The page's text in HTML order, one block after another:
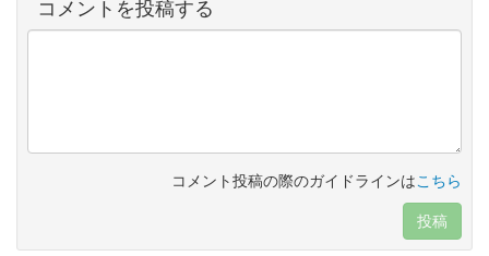
コメントを投稿する
コメント投稿の際のガイドラインはこちら
投稿